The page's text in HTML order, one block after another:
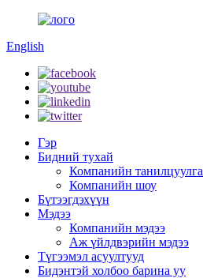
English
Гэр
Бидний тухай
Компанийн танилцуулга
Компанийн шоу
Бүтээгдэхүүн
Мэдээ
Компанийн мэдээ
Аж үйлдвэрийн мэдээ
Түгээмэл асуултууд
Бидэнтэй холбоо барина уу